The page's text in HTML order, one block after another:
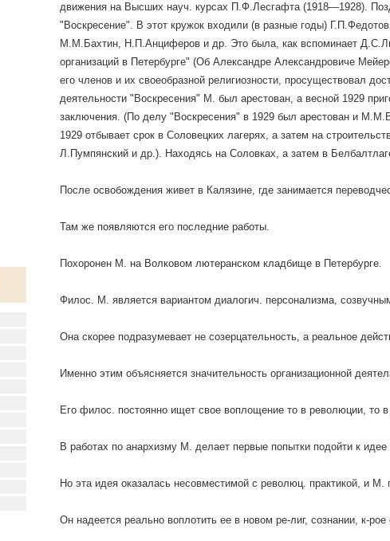
движения на Высших науч. курсах П.Ф.Лесгафта (1918—1928).
"Воскресение". В этот кружок входили (в разные годы)
М.М.Бахтин, Н.П.Анциферов и др. Это была, как вспоминает
организаций в Петербурге" (Об Александре Александровиче
его членов и их своеобразной религиозности, просуществовал
деятельности "Воскресения" М. был арестован, а весной 1929
заключения. (По делу "Воскресения" в 1929 был арестован и
1929 отбывает срок в Соловецких лагерях, а затем на
Л.Пумпянский и др.). Находясь на Соловках, а затем в
После освобождения живет в Калязине, где занимается
Там же появляются его последние работы.
Похоронен М. на Волковом лютеранском кладбище в Петербурге.
Филос. М. является вариантом диалогич. персонализма,
Она скорее подразумевает не созерцательность, а реальное
Именно этим объясняется значительность организационной
Его филос. постоянно ищет свое воплощение то в революции, то в
В работах по анархизму М. делает первые попытки подойти к идее
Но эта идея оказалась несовместимой с революц. практикой, и М.
Он надеется реально воплотить ее в новом ре-лиг, сознании, к-